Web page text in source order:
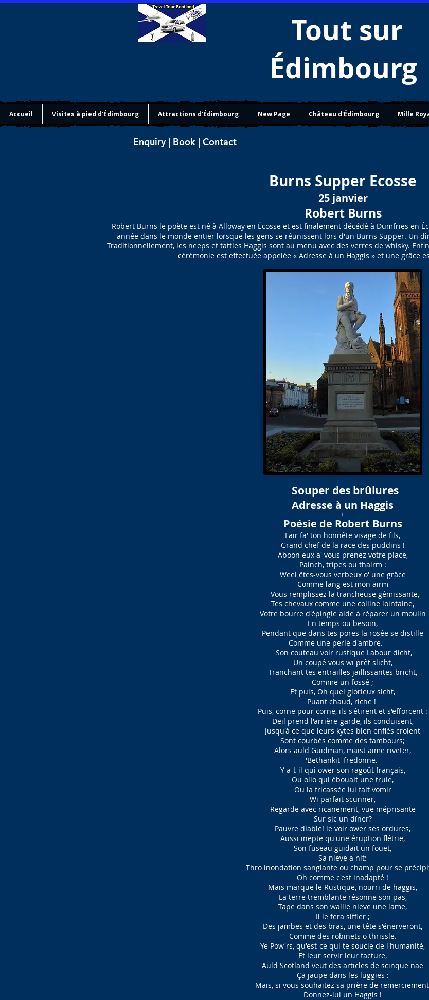
Tout sur
Édimbourg
Accueil Visites à pied d'Édimbourg Attractions d'Édimbourg New Page Château d'Édimbourg Mille
Enquiry | Book | Contact
Burns Supper Ecosse
25 janvier
Robert Burns
Robert Burns le poète est né à Alloway en Écosse et est finalement décédé à Dumfries en
année dans le monde entier lorsque les gens se réunissent lors d'un Burns Supper. Un
Traditionnellement, les neeps et tatties Haggis sont au menu avec des verres de whisky.
cérémonie est effectuée appelée « Adresse à un Haggis » et une grâce
Souper des brûlures
Adresse à un Haggis
j
Poésie de Robert Burns
Fair fa' ton honnête visage de fils,
Grand chef de la race des puddins !
Aboon eux a' vous prenez votre place,
Painch, tripes ou thairm :
Weel êtes-vous verbeux o' une grâce
Comme lang est mon airm
Vous remplissez la trancheuse gémissante,
Tes chevaux comme une colline lointaine,
Votre bourre d'épingle aide à réparer un moulin
En temps ou besoin,
Pendant que dans tes pores la rosée se distille
Comme une perle d'ambre.
Son couteau voir rustique Labour dicht,
Un coupé vous wi prêt slicht,
Tranchant tes entrailles jaillissantes bricht,
Comme un fossé ;
Et puis, Oh quel glorieux sicht,
Puant chaud, riche !
Puis, corne pour corne, ils s'étirent et s'efforcent :
Deil prend l'arrière-garde, ils conduisent,
Jusqu'à ce que leurs kytes bien enflés croient
Sont courbés comme des tambours;
Alors auld Guidman, maist aime riveter,
'Bethankit' fredonne.
Y a-t-il qui ower son ragoût français,
Ou olio qui ébouait une truie,
Ou la fricassée lui fait vomir
Wi parfait scunner,
Regarde avec ricanement, vue méprisante
Sur sic un dîner?
Pauvre diable! le voir ower ses ordures,
Aussi inepte qu'une éruption flétrie,
Son fuseau guidait un fouet,
Sa nieve a nit:
Thro inondation sanglante ou champ pour se
Oh comme c'est inadapté !
Mais marque le Rustique, nourri de haggis,
La terre tremblante résonne son pas,
Tape dans son wallie nieve une lame,
Il le fera siffler ;
Des jambes et des bras, une tête s'énerveront,
Comme des robinets o thrissle.
Ye Pow'rs, qu'est-ce qui te soucie de l'humanité,
Et leur servir leur facture,
Auld Scotland veut des articles de scinque nae
Ça jaupe dans les luggies :
Mais, si vous souhaitez sa prière de
Donnez-lui un Haggis !